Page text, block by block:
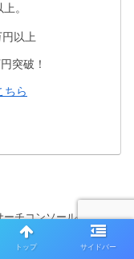
。
以上
突破！
ちら
ーチコンソールの使い
る】
トップ サイドバー